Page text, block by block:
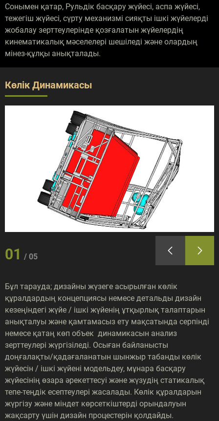
Сонымен қатар, Рульдік басқару жүйесі, аспа жүйесі,
тежегіш жүйесі, сүрту механизмі сияқты ішкі жүйелерді
жобалау зерттеулерінде қозғалатын жүйелердің
кинематикалық мәселелері шешіледі және олардың
мінез-құлқы анықталады.
Көлік Динамикасы
01 05
Бұл тарауда; дизайны жүзеге асырылған көлік
құралдардың концепциясы немесе детальды дизайн
кезеңіндегі жүйе / ішкі жүйенің ұтқырлық талаптарын
анықталуы және қамтамасыз ету мақсатында серпінді
немесе қатаң көп объек динамикасын анализ
зерттеулері жүргізіледі. Осыған байланысты
доңғалақты/қадағаланатын шынжыр табанды көлік
жүйесін / ішкі жүйені модельдеу, мұнара басқару
жүйесінің өзара әрекеттесуі және жүзудің статикалық
тепе-теңдік есептеулері жасалады. Көлік құралдарын
жүргізу және міндет көрсеткіштерді орындалуын
жақсарту үшін дизайн процестерін қолдайды.